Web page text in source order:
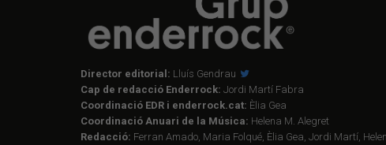
Director editorial: Lluís Gendrau
Cap de redacció Enderrock: Jordi Martí Fabra
Coordinació EDR i enderrock.cat: Èlia Gea
Coordinació Anuari de la Música: Helena M. Alegret
Redacció: Ferran Amado, Maria Folqué, Èlia Gea, Jordi Martí,